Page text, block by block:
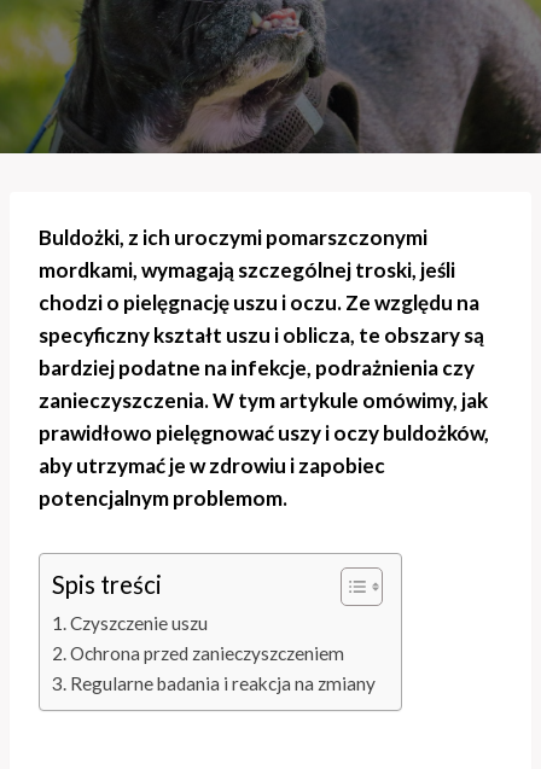
Buldożki, z ich uroczymi pomarszczonymi
mordkami, wymagają szczególnej troski, jeśli
chodzi o pielęgnację uszu i oczu. Ze względu na
specyficzny kształt uszu i oblicza, te obszary są
bardziej podatne na infekcje, podrażnienia czy
zanieczyszczenia. W tym artykule omówimy, jak
prawidłowo pielęgnować uszy i oczy buldożków,
aby utrzymać je w zdrowiu i zapobiec
potencjalnym problemom.
Spis treści
Czyszczenie uszu
Ochrona przed zanieczyszczeniem
Regularne badania i reakcja na zmiany